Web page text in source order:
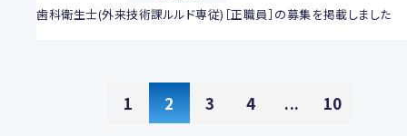
歯科衛生士(外来技術課ルルド専従)［正職員］の募集を掲載しました
1 2 3 4 ... 10